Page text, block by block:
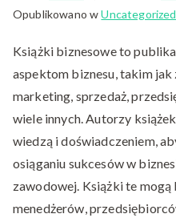
Opublikowano wUncategorized
Książki biznesowe to
aspektom biznesu, takim jak
marketing, sprzedaż,
wiele innych. Autorzy
wiedzą i doświadczeniem,
osiąganiu sukcesów w
zawodowej. Książki te mogą
menedżerów,